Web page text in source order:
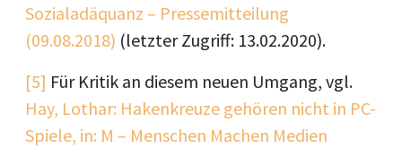
Sozialadäquanz – Pressemitteilung
(09.08.2018) (letzter Zugriff: 13.02.2020).
[5] Für Kritik an diesem neuen Umgang, vgl.
Hay, Lothar: Hakenkreuze gehören nicht in PC-
Spiele, in: M – Menschen Machen Medien